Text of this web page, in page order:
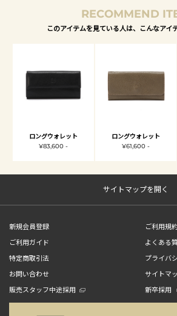
RECOMMEND
このアイテムを見ている人は、こんなアイ
ロングウォレット
¥83,600 -
ロングウォレット
¥61,600 -
サイトマップを開く
新規会員登録
ご利用規
ご利用ガイド
よくある
特定商取引法
プライバ
お問い合わせ
サイトマ
販売スタッフ中途採用
新卒採用